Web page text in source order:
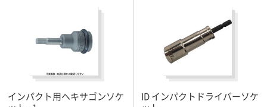
インパクト用ヘキサゴンソケ
ID インパクトドライバーソケ